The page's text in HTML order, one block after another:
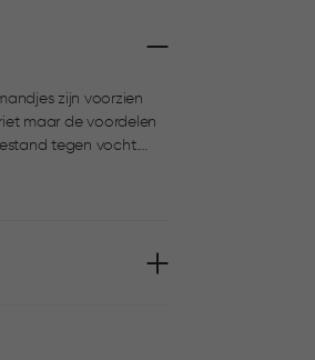
zijn voorzien
maar de voordelen
tegen vocht.